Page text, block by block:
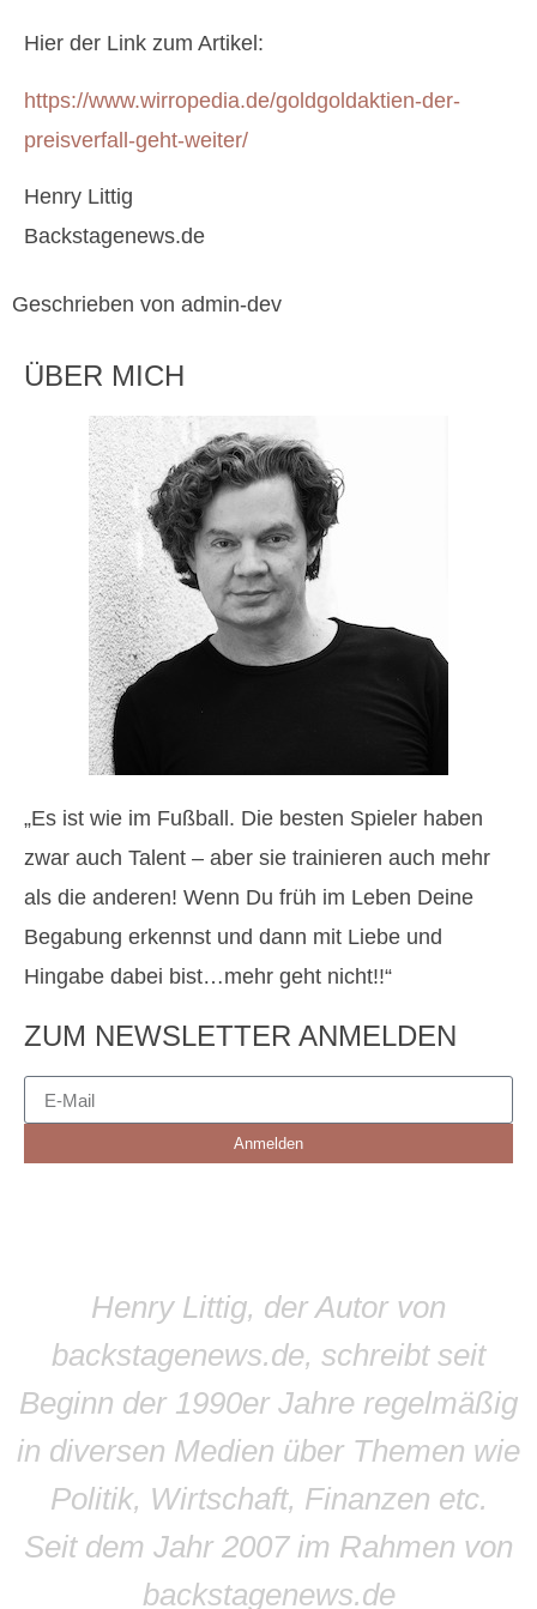
Hier der Link zum Artikel:
https://www.wirropedia.de/goldgoldaktien-der-
preisverfall-geht-weiter/
Henry Littig
Backstagenews.de
Geschrieben von admin-dev
ÜBER MICH
„Es ist wie im Fußball. Die besten Spieler haben
zwar auch Talent – aber sie trainieren auch mehr
als die anderen! Wenn Du früh im Leben Deine
Begabung erkennst und dann mit Liebe und
Hingabe dabei bist…mehr geht nicht!!“
ZUM NEWSLETTER ANMELDEN
Anmelden
Henry Littig, der Autor von
backstagenews.de, schreibt seit
Beginn der 1990er Jahre regelmäßig
in diversen Medien über Themen wie
Politik, Wirtschaft, Finanzen etc.
Seit dem Jahr 2007 im Rahmen von
backstagenews.de